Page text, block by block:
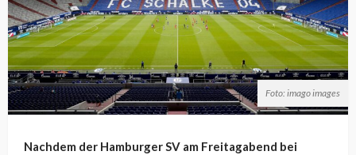
Foto: imago images
Nachdem der Hamburger SV am Freitagabend bei